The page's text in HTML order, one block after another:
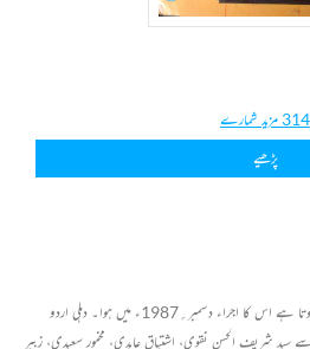
314 مزید شمارے
پڑھیے
اس کاشمار بھی بچوں کے عمدہ رسائل میں ہوتا ہے اس کا اجراء دسمبر؍1987ء میں ہوا۔ دہلی اردو
شریف الحسن نقوی، اشتیاق عابدی، مخمور سعیدی، زبیر